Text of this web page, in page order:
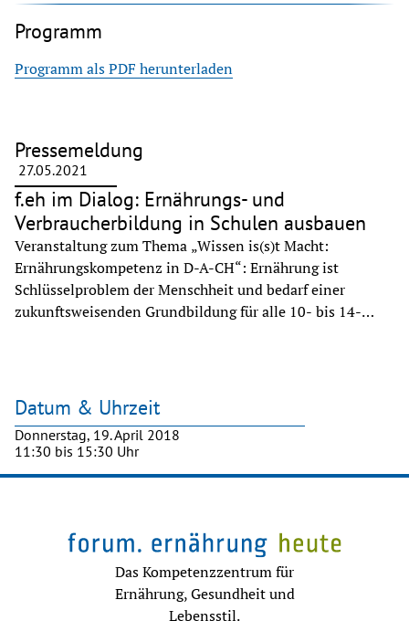
Programm
Programm als PDF herunterladen
Pressemeldung
27.05.2021
f.eh im Dialog: Ernährungs- und
Verbraucherbildung in Schulen ausbauen
Veranstaltung zum Thema „Wissen is(s)t Macht:
Ernährungskompetenz in D-A-CH“: Ernährung ist
Schlüsselproblem der Menschheit und bedarf einer
zukunftsweisenden Grundbildung für alle 10- bis 14-
Datum & Uhrzeit
Donnerstag, 19. April 2018
11:30 bis 15:30 Uhr
Das Kompetenzzentrum für
Ernährung, Gesundheit und
Lebensstil.